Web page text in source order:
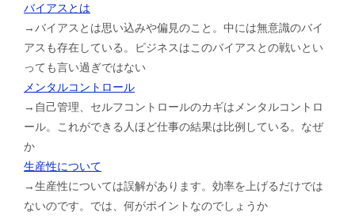
バイアスとは
→バイアスとは思い込みや偏見のこと。中には無意識のバイ
アスも存在している。ビジネスはこのバイアスとの戦いとい
っても言い過ぎではない
メンタルコントロール
→自己管理、セルフコントロールのカギはメンタルコントロ
ール。これができる人ほど仕事の結果は比例している。なぜ
か
生産性について
→生産性については誤解があります。効率を上げるだけでは
ないのです。では、何がポイントなのでしょうか